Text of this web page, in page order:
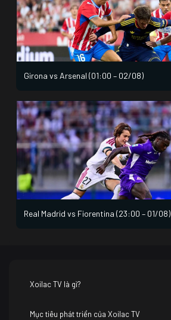
Girona vs Arsenal (01:00 – 02/08)
Real Madrid vs Fiorentina (23:00 – 01/08)
Xoilac TV là gì?
Mục tiêu phát triển của Xoilac TV